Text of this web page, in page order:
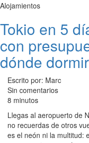
Alojamientos
Tokio en 5
con
dónde dormir
Escrito por: Marc
Sin comentarios
8 minutos
Llegas al aeropuerto de
no recuerdas de otros
es el neón ni la multitud: